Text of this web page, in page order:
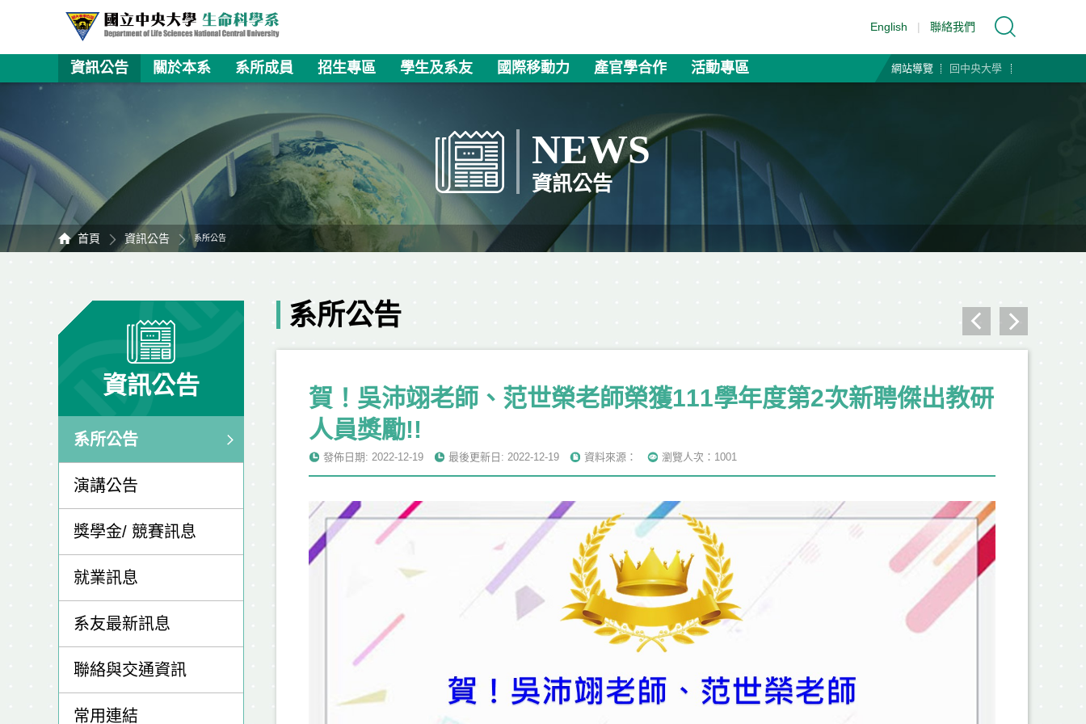
English | 聯絡我們
資訊公告 關於本系 系所成員 招生專區 學生及系友 國際移動力 產官學合作 活動專區 網站導覽 回中央大學
NEWS
資訊公告
首頁 資訊公告 系所公告
資訊公告
系所公告
演講公告
獎學金/ 競賽訊息
就業訊息
系友最新訊息
聯絡與交通資訊
常用連結
系所公告
賀！吳沛翊老師、范世榮老師榮獲111學年度第2次新聘傑出教研
人員獎勵!!
發佈日期: 2022-12-19 最後更新日: 2022-12-19 資料來源： 瀏覽人次：1001